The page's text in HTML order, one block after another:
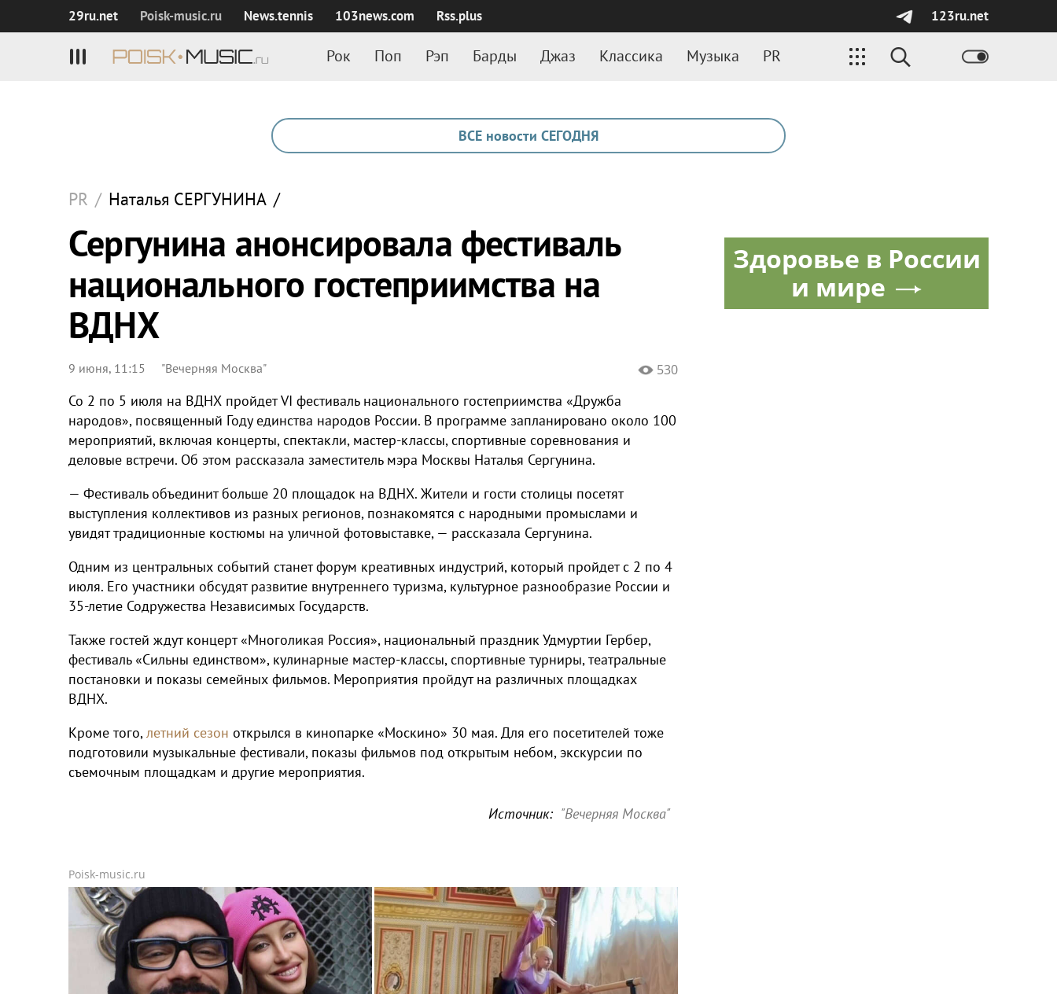
29ru.net Poisk‑music.ru News.tennis 103news.com Rss.plus 123ru.net
Рок Поп Рэп Барды Джаз Классика Музыка PR
ВСЕ новости СЕГОДНЯ
PR / Наталья СЕРГУНИНА /
Сергунина анонсировала фестиваль
национального гостеприимства на
ВДНХ
9 июня, 11:15 "Вечерняя Москва" 530
Со 2 по 5 июля на ВДНХ пройдет VI фестиваль национального гостеприимства «Дружба
народов», посвященный Году единства народов России. В программе запланировано около 100
мероприятий, включая концерты, спектакли, мастер-классы, спортивные соревнования и
деловые встречи. Об этом рассказала заместитель мэра Москвы Наталья Сергунина.
— Фестиваль объединит больше 20 площадок на ВДНХ. Жители и гости столицы посетят
выступления коллективов из разных регионов, познакомятся с народными промыслами и
увидят традиционные костюмы на уличной фотовыставке, — рассказала Сергунина.
Одним из центральных событий станет форум креативных индустрий, который пройдет с 2 по 4
июля. Его участники обсудят развитие внутреннего туризма, культурное разнообразие России и
35-летие Содружества Независимых Государств.
Также гостей ждут концерт «Многоликая Россия», национальный праздник Удмуртии Гербер,
фестиваль «Сильны единством», кулинарные мастер-классы, спортивные турниры, театральные
постановки и показы семейных фильмов. Мероприятия пройдут на различных площадках
ВДНХ.
Кроме того,летний сезон открылся в кинопарке «Москино» 30 мая. Для его посетителей тоже
подготовили музыкальные фестивали, показы фильмов под открытым небом, экскурсии по
съемочным площадкам и другие мероприятия.
Источник: "Вечерняя Москва"
Poisk-music.ru